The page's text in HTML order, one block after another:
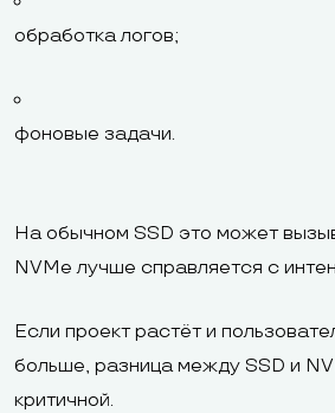
обработка логов;
фоновые задачи.
На обычном SSD это может
NVMe лучше справляется с
Если проект растёт и
больше, разница между SSD и
критичной.